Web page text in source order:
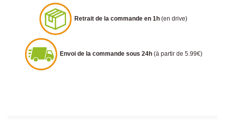
Retrait de la commande en 1h (en drive)
Envoi de la commande sous 24h (à partir de 5.99€)